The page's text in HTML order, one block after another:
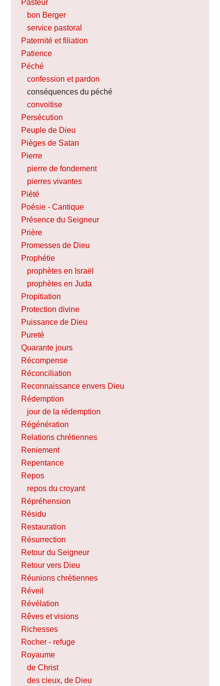
Pasteur
bon Berger
service pastoral
Paternité et filiation
Patience
Péché
confession et pardon
conséquences du péché
convoitise
Persécution
Peuple de Dieu
Pièges de Satan
Pierre
pierre de fondement
pierres vivantes
Piété
Poésie - Cantique
Présence du Seigneur
Prière
Promesses de Dieu
Prophétie
prophètes en Israël
prophètes en Juda
Propitiation
Protection divine
Puissance de Dieu
Pureté
Quarante jours
Récompense
Réconciliation
Reconnaissance envers Dieu
Rédemption
jour de la rédemption
Régénération
Relations chrétiennes
Reniement
Repentance
Repos
repos du croyant
Répréhension
Résidu
Restauration
Résurrection
Retour du Seigneur
Retour vers Dieu
Réunions chrétiennes
Réveil
Révélation
Rêves et visions
Richesses
Rocher - refuge
Royaume
de Christ
des cieux, de Dieu